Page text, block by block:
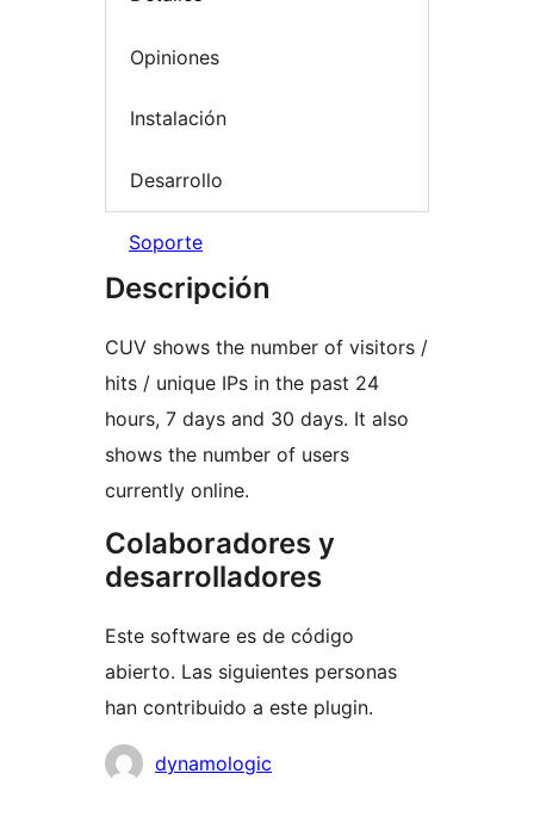
Opiniones
Instalación
Desarrollo
Soporte
Descripción
CUV shows the number of visitors /
hits / unique IPs in the past 24
hours, 7 days and 30 days. It also
shows the number of users
currently online.
Colaboradores y
desarrolladores
Este software es de código
abierto. Las siguientes personas
han contribuido a este plugin.
Colaboradores
dynamologic